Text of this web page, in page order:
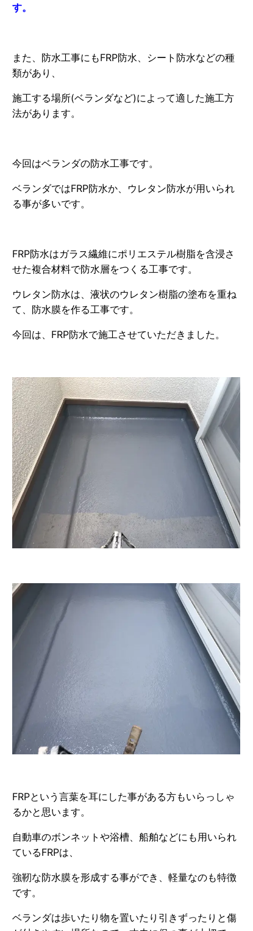
す。
また、防水工事にもFRP防水、シート防水などの種
類があり、
施工する場所(ベランダなど)によって適した施工方
法があります。
今回はベランダの防水工事です。
ベランダではFRP防水か、ウレタン防水が用いられ
る事が多いです。
FRP防水はガラス繊維にポリエステル樹脂を含浸さ
せた複合材料で防水層をつくる工事です。
ウレタン防水は、液状のウレタン樹脂の塗布を重ね
て、防水膜を作る工事です。
今回は、FRP防水で施工させていただきました。
FRPという言葉を耳にした事がある方もいらっしゃ
るかと思います。
自動車のボンネットや浴槽、船舶などにも用いられ
ているFRPは、
強靭な防水膜を形成する事ができ、軽量なのも特徴
です。
ベランダは歩いたり物を置いたり引きずったりと傷